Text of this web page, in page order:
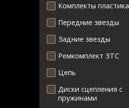
Комплекты пластика
Передние звезды
Задние звезды
Ремкомплект ЗТС
Цепь
Диски сцепления с
пружинами